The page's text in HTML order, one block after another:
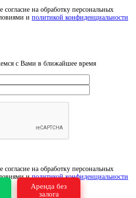
Аренда без
залога
согласие на обработку персональных
и политикой конфиденциальности
с Вами в ближайшее время
согласие на обработку персональных
иполитикой конфиденциальности